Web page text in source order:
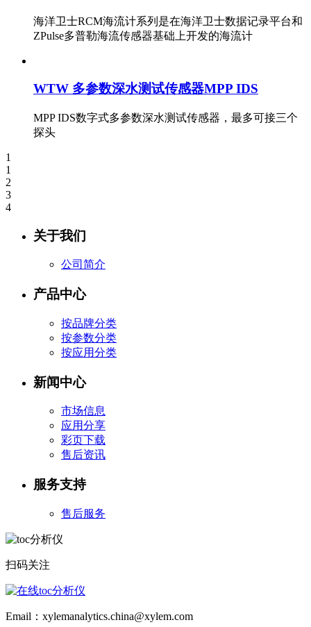
海洋卫士RCM海流计系列是在海洋卫士数据记录平台和
ZPulse多普勒海流传感器基础上开发的海流计
WTW 多参数深水测试传感器MPP IDS
MPP IDS数字式多参数深水测试传感器，最多可接三个
探头
1
1
2
3
4
关于我们
公司简介
产品中心
按品牌分类
按参数分类
按应用分类
新闻中心
市场信息
应用分享
彩页下载
售后资讯
服务支持
售后服务
扫码关注
Email：xylemanalytics.china@xylem.com